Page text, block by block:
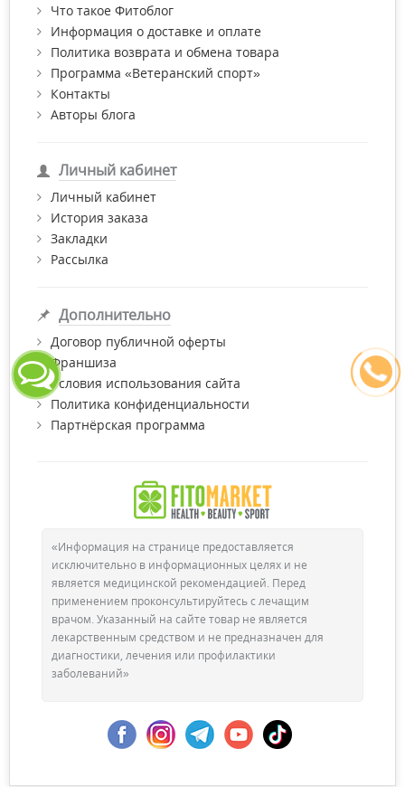
Что такое Фитоблог
Информация о доставке и оплате
Политика возврата и обмена товара
Программа «Ветеранский спорт»
Контакты
Авторы блога
Личный кабинет
Личный кабинет
История заказа
Закладки
Рассылка
Дополнительно
Договор публичной оферты
Франшиза
Условия использования сайта
Политика конфиденциальности
Партнёрская программа
«Информация на странице предоставляется
исключительно в информационных целях и не
является медицинской рекомендацией. Перед
применением проконсультируйтесь с лечащим
врачом. Указанный на сайте товар не является
лекарственным средством и не предназначен для
диагностики, лечения или профилактики
заболеваний»